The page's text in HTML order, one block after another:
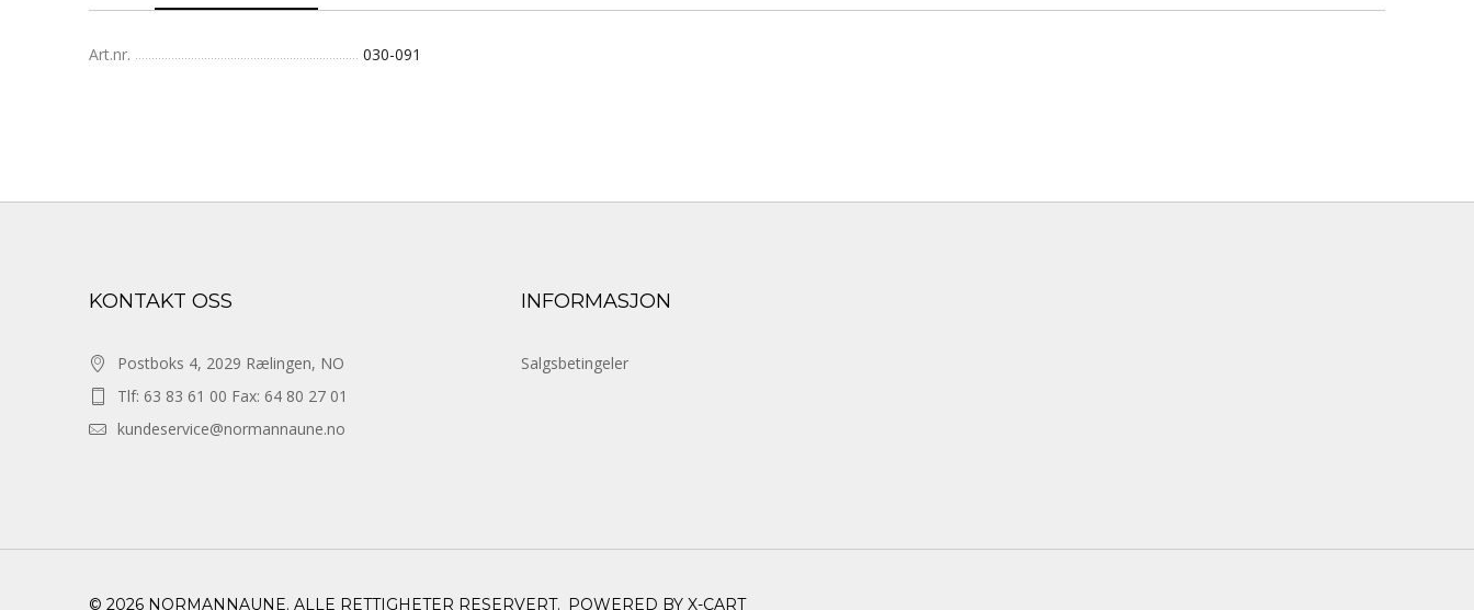
Art.nr. 030-091
KONTAKT OSS
Postboks 4, 2029 Rælingen, NO
Tlf: 63 83 61 00 Fax: 64 80 27 01
kundeservice@normannaune.no
INFORMASJON
Salgsbetingeler
© 2026 NORMANNAUNE. ALLE RETTIGHETER RESERVERT. POWERED BY X-CART